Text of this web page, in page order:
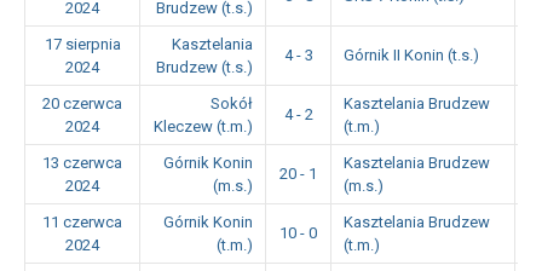
2024
Brudzew (t.s.)
17 sierpnia
2024
Kasztelania
Brudzew (t.s.)
4 - 3 Górnik II Konin (t.s.)
20 czerwca
2024
Sokół
Kleczew (t.m.)
4 - 2
Kasztelania Brudzew
(t.m.)
13 czerwca
2024
Górnik Konin
(m.s.)
20 - 1
Kasztelania Brudzew
(m.s.)
11 czerwca
2024
Górnik Konin
(t.m.)
10 - 0
Kasztelania Brudzew
(t.m.)